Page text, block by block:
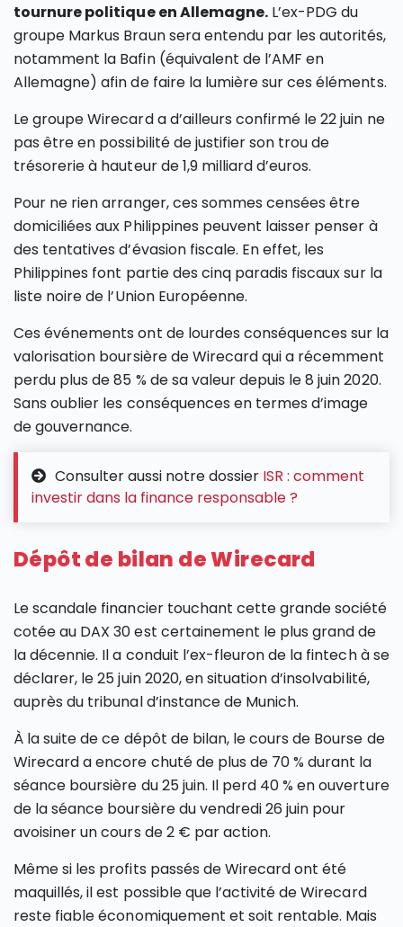
tournure politique en Allemagne.L’ex-PDG du
groupe Markus Braun sera entendu par les autorités,
notamment la Bafin (équivalent de l’AMF en
Allemagne) afin de faire la lumière sur ces éléments.
Le groupe Wirecard a d’ailleurs confirmé le 22 juin ne
pas être en possibilité de justifier son trou de
trésorerie à hauteur de 1,9 milliard d’euros.
Pour ne rien arranger, ces sommes censées être
domiciliées aux Philippines peuvent laisser penser à
des tentatives d’évasion fiscale. En effet, les
Philippines font partie des cinq paradis fiscaux sur la
liste noire de l’Union Européenne.
Ces événements ont de lourdes conséquences sur la
valorisation boursière de Wirecard qui a récemment
perdu plus de 85 % de sa valeur depuis le 8 juin 2020.
Sans oublier les conséquences en termes d’image
de gouvernance.
Consulter aussi notre dossier ISR : comment
investir dans la finance responsable ?
Dépôt de bilan de Wirecard
Le scandale financier touchant cette grande société
cotée au DAX 30 est certainement le plus grand de
la décennie. Il a conduit l’ex-fleuron de la fintech à se
déclarer, le 25 juin 2020, en situation d’insolvabilité,
auprès du tribunal d’instance de Munich.
À la suite de ce dépôt de bilan, le cours de Bourse de
Wirecard a encore chuté de plus de 70 % durant la
séance boursière du 25 juin. Il perd 40 % en ouverture
de la séance boursière du vendredi 26 juin pour
avoisiner un cours de 2 € par action.
Même si les profits passés de Wirecard ont été
maquillés, il est possible que l’activité de Wirecard
reste fiable économiquement et soit rentable. Mais